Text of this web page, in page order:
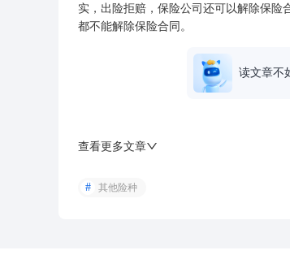
实，出险拒赔，保险公司还可以解除保险
都不能解除保险合同。
读文章不
查看更多文章
其他险种